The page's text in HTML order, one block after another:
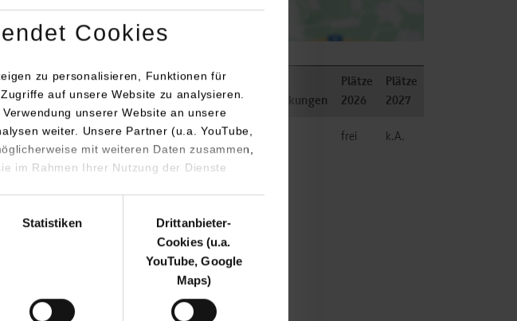
Cookies
zu personalisieren, Funktionen für
auf unsere Website zu analysieren.
unserer Website an unsere
weiter. Unsere Partner (u.a. YouTube,
mit weiteren Daten zusammen,
im Rahmen Ihrer Nutzung der Dienste
Statistiken
Drittanbieter-
Cookies (u.a.
YouTube, Google
Maps)
Anschrift /
Ansprechperson
Bemerkungen
Plätze
2026
Plätze
2027
and
JUNGHANS Microtec
GmbH
Unterbergenweg 10
78655 Dunningen-Seedorf
www.junghans-defence.com
Mirjam Fischinger
mirjam.fischinger@junghans-
frei k.A.